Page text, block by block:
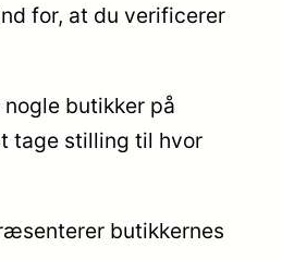
for, at du verificerer
butikker på
tage stilling til hvor
butikkernes